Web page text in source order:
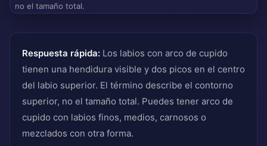
no el tamaño total.
Respuesta rápida: Los labios con arco de cupido
tienen una hendidura visible y dos picos en el centro
del labio superior. El término describe el contorno
superior, no el tamaño total. Puedes tener arco de
cupido con labios finos, medios, carnosos o
mezclados con otra forma.